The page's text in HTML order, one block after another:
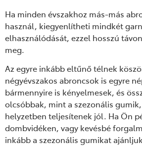
Ha minden évszakhoz más-más
használ, kiegyenlítheti mindkét
elhasználódását, ezzel hosszú
meg.
Az egyre inkább eltűnő télnek
négyévszakos abroncsok is egyre
bármennyire is kényelmesek, és
olcsóbbak, mint a szezonális
helyzetben teljesítenek jól. Ha Ön
dombvidéken, vagy kevésbé
inkább a szezonális gumikat